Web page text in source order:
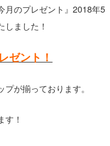
月のプレゼント』2018年5
しました！
ゼント！
が揃っております。
す！